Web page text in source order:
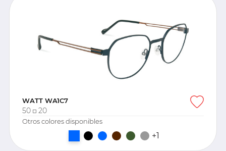
WATT WA1C7
50 20
Otros colores disponibles
+1